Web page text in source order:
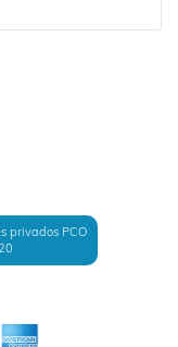
privados PCO